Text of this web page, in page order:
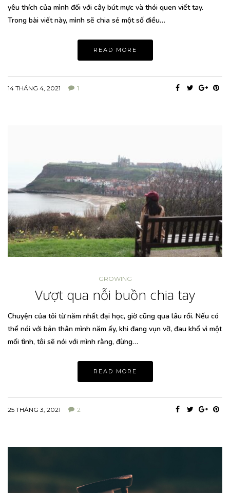
yêu thích của mình đối với cây bút mực và thói quen viết tay.
Trong bài viết này, mình sẽ chia sẻ một số điều…
READ MORE
14 THÁNG 4, 2021 1
GROWING
Vượt qua nỗi buồn chia tay
Chuyện của tôi từ năm nhất đại học, giờ cũng qua lâu rồi. Nếu có
thể nói với bản thân mình năm ấy, khi đang vụn vỡ, đau khổ vì một
mối tình, tôi sẽ nói với mình rằng, đừng…
READ MORE
25 THÁNG 3, 2021 2